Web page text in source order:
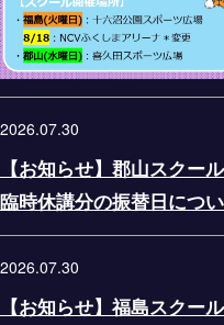
2026.07.30
【お知らせ】郡山スクー
臨時休講分の振替日につ
2026.07.30
【お知らせ】福島スクー